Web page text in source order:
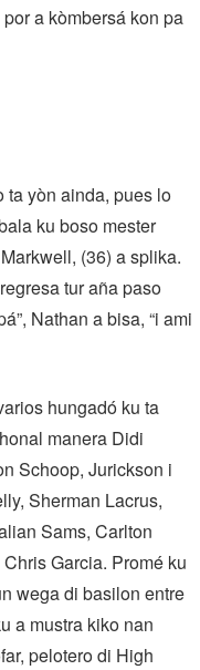
a kòmbersá kon pa
ta yòn ainda, pues lo
ku boso mester
(36) a splika.
tur aña paso
Nathan a bisa, “i ami
hungadó ku ta
manera Didi
Schoop, Jurickson i
Sherman Lacrus,
Sams, Carlton
Garcia. Promé ku
wega di basilon entre
a mustra kiko nan
pelotero di High